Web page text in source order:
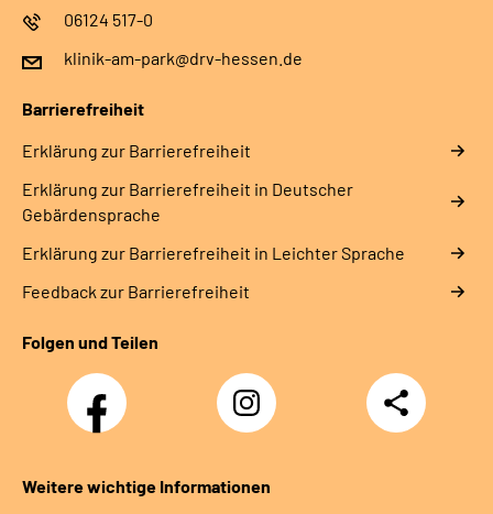
06124 517-0
klinik-am-park@drv-hessen.de
Barrierefreiheit
Erklärung zur Barrierefreiheit
Erklärung zur Barrierefreiheit in Deutscher
Gebärdensprache
Erklärung zur Barrierefreiheit in Leichter Sprache
Feedback zur Barrierefreiheit
Folgen und Teilen
Facebook Instagram
Teilen
Weitere wichtige Informationen